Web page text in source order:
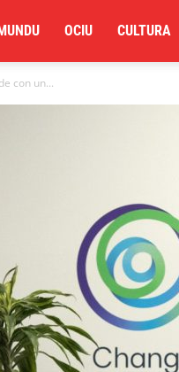
OCIU CULTURA
con un...